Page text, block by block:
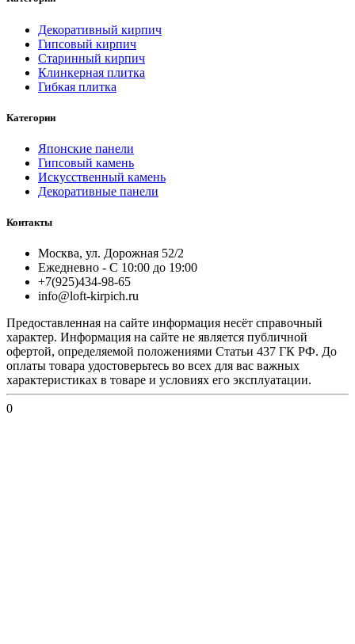
Декоративный кирпич
Гипсовый кирпич
Старинный кирпич
Клинкерная плитка
Гибкая плитка
Категории
Японские панели
Гипсовый камень
Искусственный камень
Декоративные панели
Контакты
Москва, ул. Дорожная 52/2
Ежедневно - С 10:00 до 19:00
+7(925)434-98-65
info@loft-kirpich.ru
Предоставленная на сайте информация несёт справочный
характер. Информация на сайте не является публичной
офертой, определяемой положениями Статьи 437 ГК РФ. До
оплаты товара удостоверьтесь во всех для вас важных
характеристиках в товаре и условиях его эксплуатации.
0